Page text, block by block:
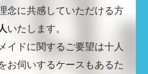
念に共感していただける方
いたします。
イドに関するご要望は十人
お伺いするケースもあるた